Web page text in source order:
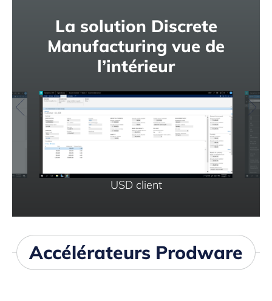
La solution Discrete
Manufacturing vue de
l’intérieur
Accélérateurs Prodware